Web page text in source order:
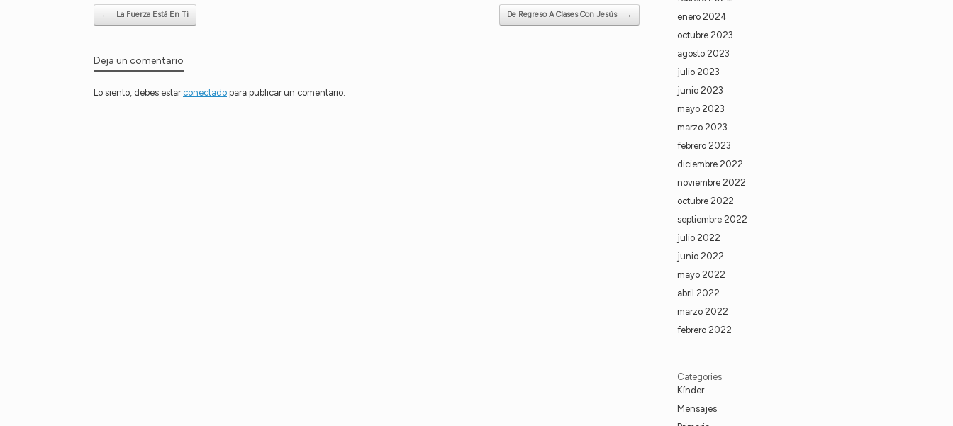
Post navigation
← La Fuerza Está En Ti De Regreso A Clases Con Jesús →
Deja un comentario
Lo siento, debes estar conectado para publicar un comentario.
enero 2024
octubre 2023
agosto 2023
julio 2023
junio 2023
mayo 2023
marzo 2023
febrero 2023
diciembre 2022
noviembre 2022
octubre 2022
septiembre 2022
julio 2022
junio 2022
mayo 2022
abril 2022
marzo 2022
febrero 2022
Categories
Kínder
Mensajes